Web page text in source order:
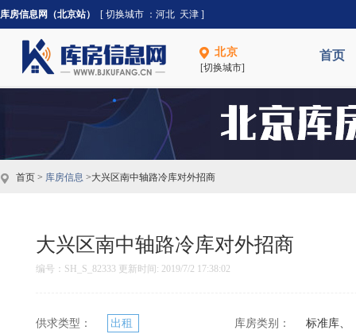
库房信息网（北京站） [ 切换城市 ： 河北 天津 ]
北京
[切换城市]
首页
首页 > 库房信息 >大兴区南中轴路冷库对外招商
大兴区南中轴路冷库对外招商
编号：SH_S_82333 更新时间: 2019/7/2 17:38:02
供求类型： 出租 库房类别： 标准库、